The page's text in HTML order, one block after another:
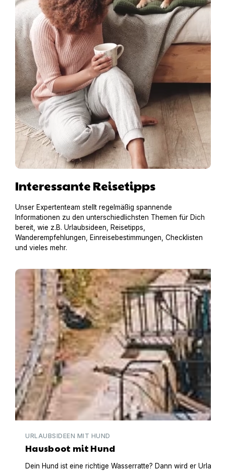
Interessante Reisetipps
Unser Expertenteam stellt regelmäßig spannende
Informationen zu den unterschiedlichsten Themen für Dich
bereit, wie z.B. Urlaubsideen, Reisetipps,
Wanderempfehlungen, Einreisebestimmungen, Checklisten
und vieles mehr.
Hausboot mit Hund
URLAUBSIDEEN MIT HUND
Hausboot mit Hund
Dein Hund ist eine richtige Wasserratte? Dann wird er